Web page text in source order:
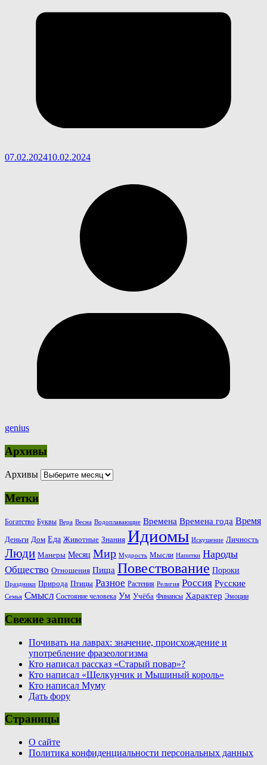
07.02.202410.02.2024
genius
Архивы
Архивы
Метки
Богатство Буквы Вера Весна Водоплавающие Времена Времена года Время
Деньги Дом Еда Животные Знания Идиомы Искушение Личность
Люди Манеры Месяц Мир Мудрость Мысли Напитки Народы
Общество Отношения Пища Повествование Пороки
Праздники Природа Птицы Разное Растения Религия Россия Русские
Семья Смысл Состояние человека Ум Учёба Финансы Характер Эмоции
Свежие записи
Почивать на лаврах: значение, происхождение и
употребление фразеологизма
Кто написал рассказ «Старый повар»?
Кто написал «Щелкунчик и Мышиный король»
Кто написал Муму
Дать фору
Страницы
О сайте
Политика конфиденциальности персональных данных